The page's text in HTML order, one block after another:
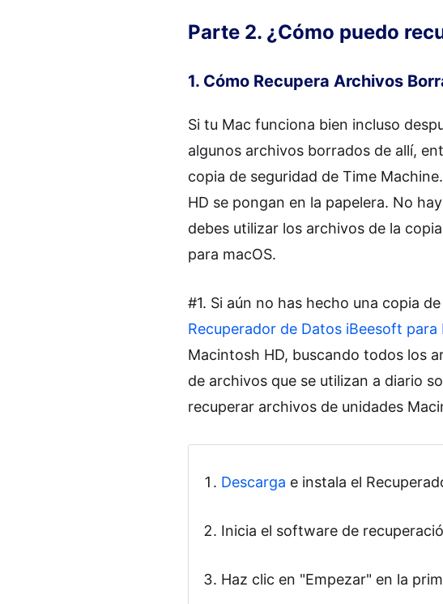
Parte 2. ¿Cómo puedo
1. Cómo Recupera Archivos
Si tu Mac funciona bien incluso
algunos archivos borrados de allí,
copia de seguridad de Time
HD se pongan en la papelera. No
debes utilizar los archivos de la
para macOS.
#1. Si aún no has hecho una copia
Recuperador de Datos iBeesoft para
Macintosh HD, buscando todos los
de archivos que se utilizan a diario
recuperar archivos de unidades
Descarga e instala el
Inicia el software de
Haz clic en "Empezar" en la